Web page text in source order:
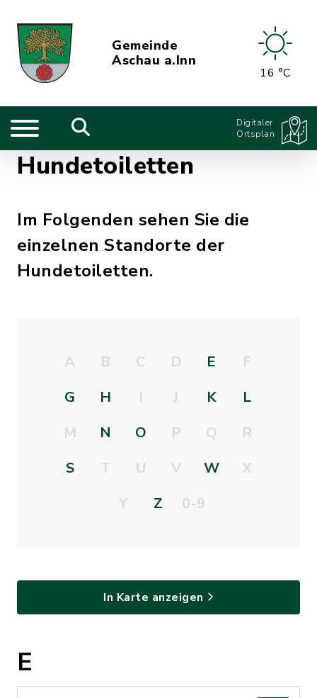
Gemeinde
Aschau a.Inn
16 °C
Digitaler
Ortsplan
Hundetoiletten
Im Folgenden sehen Sie die
einzelnen Standorte der
Hundetoiletten.
A B C D E
F
G
H I J K
L
M
N O P Q
R
S
T U V W
X
Y
Z 0-9
In Karte anzeigen
E